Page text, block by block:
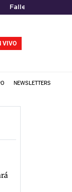
Fallecimiento
VIVO
NEWSLETTERS